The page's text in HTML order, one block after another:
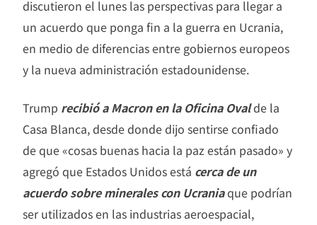
discutieron el lunes las perspectivas para llegar a
un acuerdo que ponga fin a la guerra en Ucrania,
en medio de diferencias entre gobiernos europeos
y la nueva administración estadounidense.
Trump recibió a Macron en la Oficina Ovalde la
Casa Blanca, desde donde dijo sentirse confiado
de que «cosas buenas hacia la paz están pasado» y
agregó que Estados Unidos está cerca de un
acuerdo sobre minerales con Ucraniaque podrían
ser utilizados en las industrias aeroespacial,